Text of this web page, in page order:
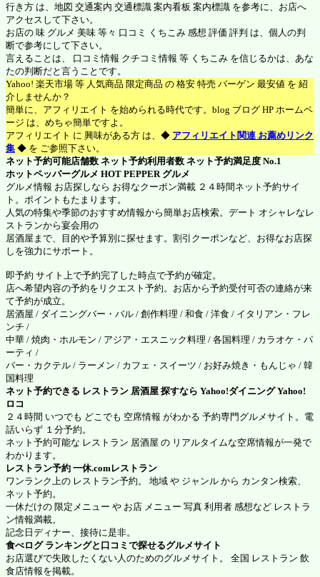
行き方 は、地図 交通案内 交通標識 案内看板 案内標識 を参考に、お店へ
アクセスして下さい。
お店の 味 グルメ 美味 等々 口コミ くちこみ 感想 評価 評判 は、個人の判
断で参考にして下さい。
言えることは、 口コミ情報 クチコミ情報 等 くちこみ を信じるかは、あな
たの判断だと言うことです。
Yahoo! 楽天市場 等 人気商品 限定商品 の 格安 特売 バーゲン 最安値 を 紹
介しませんか？
簡単に、アフィリエイト を始められる時代です。blog ブログ HP ホームペ
ージ は、めちゃ簡単ですよ。
アフィリエイト に 興味がある方 は、◆ アフィリエイト関連 お薦めリンク
集 ◆ を ご参照下さい。
ネット予約可能店舗数 ネット予約利用者数 ネット予約満足度 No.1
ホットペッパーグルメ HOT PEPPER グルメ
グルメ情報 お店探しなら お得なクーポン満載 ２４時間ネット予約サイ
ト。ポイントもたまります。
人気の特集や季節のおすすめ情報から簡単お店検索。デート オシャレなレ
ストランから宴会用の
居酒屋まで、目的や予算別に探せます。割引クーポンなど、お得なお店探
しを強力にサポート。
即予約 サイト上で予約完了した時点で予約が確定。
店へ希望内容の予約をリクエスト予約。お店から予約受付可否の連絡が来
て予約が成立。
居酒屋 / ダイニングバー・バル / 創作料理 / 和食 / 洋食 / イタリアン・フレ
ンチ /
中華 / 焼肉・ホルモン / アジア・エスニック料理 / 各国料理 / カラオケ・パ
ーティ /
バー・カクテル / ラーメン / カフェ・スイーツ / お好み焼き・もんじゃ / 韓
国料理
ネット予約できる レストラン 居酒屋 探すなら Yahoo!ダイニングYahoo!
ロコ
２４時間 いつでも どこでも 空席情報 がわかる 予約専門グルメサイト。電
話いらず １分予約。
ネット予約可能な レストラン 居酒屋 の リアルタイムな空席情報が一発で
わかります。
レストラン予約 一休.comレストラン
ワンランク上の レストラン予約。 地域 や ジャンル から カンタン検索、
ネット予約。
一休だけの 限定メニュー や お店 メニュー 写真 利用者 感想など レストラ
ン情報満載。
記念日ディナー、接待に是非。
食べログランキングと口コミで探せるグルメサイト
お店選びで失敗したくない人のためのグルメサイト。 全国 レストラン 飲
食店情報を掲載。